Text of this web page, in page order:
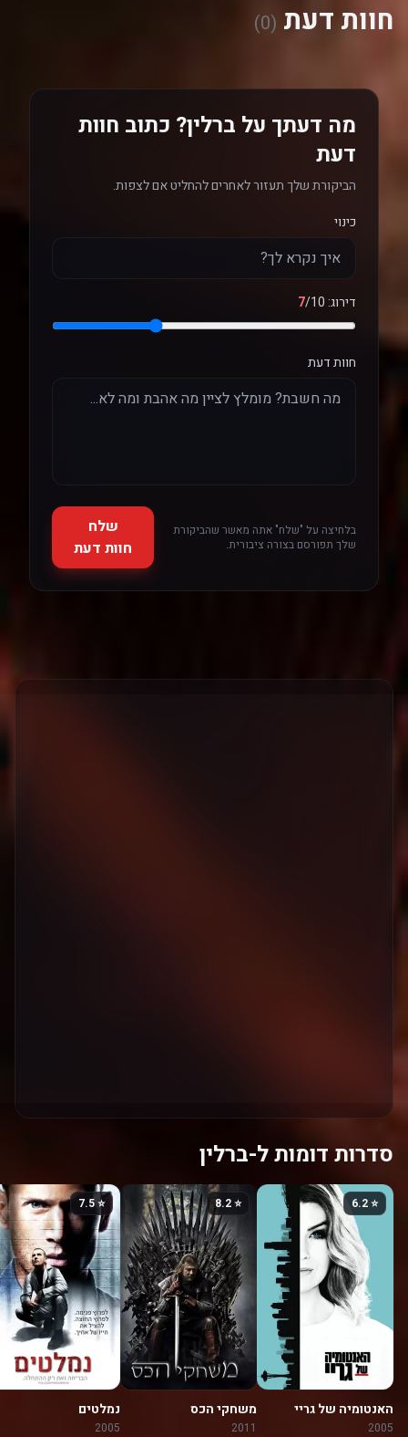
חוות דעת (0)
מה דעתך על ברלין? כתוב חוות
דעת
הביקורת שלך תעזור לאחרים להחליט אם לצפות.
כינוי
דירוג: 7/10
חוות דעת
בלחיצה על "שלח" אתה מאשר שהביקורת
שלך תפורסם בצורה ציבורית.
שלח
חוות דעת
סדרות דומות ל-ברלין
⭐ 6.2
האנטומיה של גריי
2005
⭐ 8.2
משחקי הכס
2011
⭐ 7.5
נמלטים
2005